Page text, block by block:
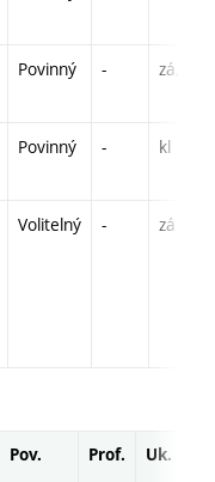
Povinný - zá,zk
Povinný - kl
Volitelný - zá
Pov. Prof. Uk.